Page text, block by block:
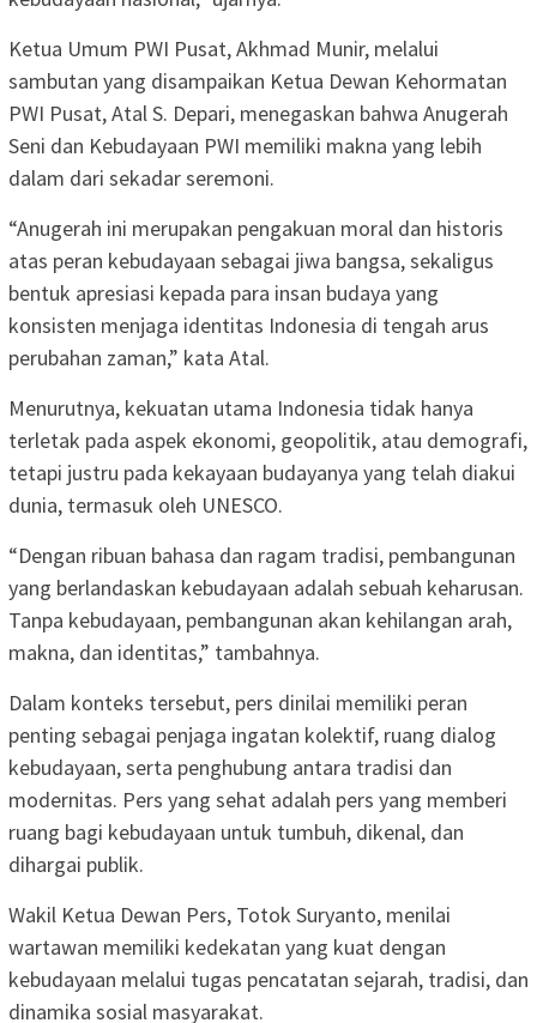
Ketua Umum PWI Pusat, Akhmad Munir, melalui
sambutan yang disampaikan Ketua Dewan Kehormatan
PWI Pusat, Atal S. Depari, menegaskan bahwa Anugerah
Seni dan Kebudayaan PWI memiliki makna yang lebih
dalam dari sekadar seremoni.
“Anugerah ini merupakan pengakuan moral dan historis
atas peran kebudayaan sebagai jiwa bangsa, sekaligus
bentuk apresiasi kepada para insan budaya yang
konsisten menjaga identitas Indonesia di tengah arus
perubahan zaman,” kata Atal.
Menurutnya, kekuatan utama Indonesia tidak hanya
terletak pada aspek ekonomi, geopolitik, atau demografi,
tetapi justru pada kekayaan budayanya yang telah diakui
dunia, termasuk oleh UNESCO.
“Dengan ribuan bahasa dan ragam tradisi, pembangunan
yang berlandaskan kebudayaan adalah sebuah keharusan.
Tanpa kebudayaan, pembangunan akan kehilangan arah,
makna, dan identitas,” tambahnya.
Dalam konteks tersebut, pers dinilai memiliki peran
penting sebagai penjaga ingatan kolektif, ruang dialog
kebudayaan, serta penghubung antara tradisi dan
modernitas. Pers yang sehat adalah pers yang memberi
ruang bagi kebudayaan untuk tumbuh, dikenal, dan
dihargai publik.
Wakil Ketua Dewan Pers, Totok Suryanto, menilai
wartawan memiliki kedekatan yang kuat dengan
kebudayaan melalui tugas pencatatan sejarah, tradisi, dan
dinamika sosial masyarakat.